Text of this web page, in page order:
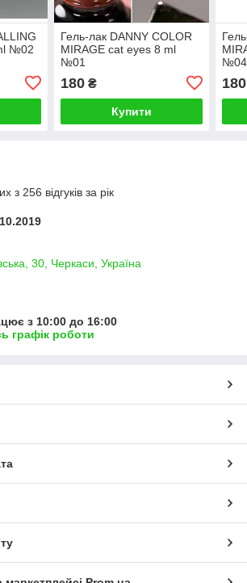
№02
Гель-лак DANNY COLOR
MIRAGE cat eyes 8 ml
№01
180₴
Купити
№04
180
з 256 відгуків за рік
30, Черкаси, Україна
з 10:00 до 16:00
графік роботи